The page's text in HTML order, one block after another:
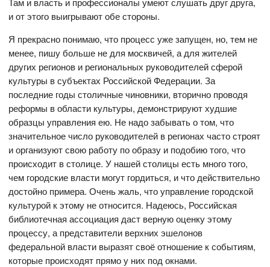
и от этого выигрывают обе стороны.
Я прекрасно понимаю, что процесс уже запущен, но, тем не
менее, пишу больше не для москвичей, а для жителей
других регионов и региональных руководителей сферой
культуры в субъектах Российской Федерации. За
последние годы столичные чиновники, вторично проводя
реформы в области культуры, демонстрируют худшие
образцы управления ею. Не надо забывать о том, что
значительное число руководителей в регионах часто строят
и организуют свою работу по образу и подобию того, что
происходит в столице. У нашей столицы есть много того,
чем городские власти могут гордиться, и что действительно
достойно примера. Очень жаль, что управление городской
культурой к этому не относится. Надеюсь, Российская
библиотечная ассоциация даст верную оценку этому
процессу, а представители верхних эшелонов
федеральной власти выразят своё отношение к событиям,
которые происходят прямо у них под окнами.